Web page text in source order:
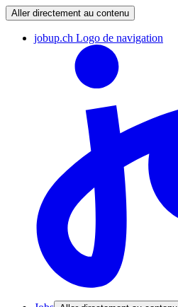
Aller directement au contenu
jobup.ch Logo de navigation